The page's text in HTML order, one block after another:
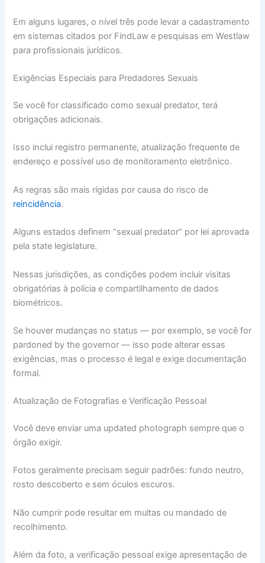
Em alguns lugares, o nível três pode levar a cadastramento
em sistemas citados por FindLaw e pesquisas em Westlaw
para profissionais jurídicos.
Exigências Especiais para Predadores Sexuais
Se você for classificado como sexual predator, terá
obrigações adicionais.
Isso inclui registro permanente, atualização frequente de
endereço e possível uso de monitoramento eletrônico.
As regras são mais rígidas por causa do risco de
reincidência.
Alguns estados definem “sexual predator” por lei aprovada
pela state legislature.
Nessas jurisdições, as condições podem incluir visitas
obrigatórias à polícia e compartilhamento de dados
biométricos.
Se houver mudanças no status — por exemplo, se você for
pardoned by the governor — isso pode alterar essas
exigências, mas o processo é legal e exige documentação
formal.
Atualização de Fotografias e Verificação Pessoal
Você deve enviar uma updated photograph sempre que o
órgão exigir.
Fotos geralmente precisam seguir padrões: fundo neutro,
rosto descoberto e sem óculos escuros.
Não cumprir pode resultar em multas ou mandado de
recolhimento.
Além da foto, a verificação pessoal exige apresentação de